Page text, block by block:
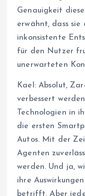
Genauigkeit
erwähnt, dass
inkonsistente
für den Nutzer
unerwarteten
Kael: Absolut,
verbessert
Technologien in
die ersten
Autos. Mit der
Agenten
werden. Und ja,
ihre
betrifft. Aber